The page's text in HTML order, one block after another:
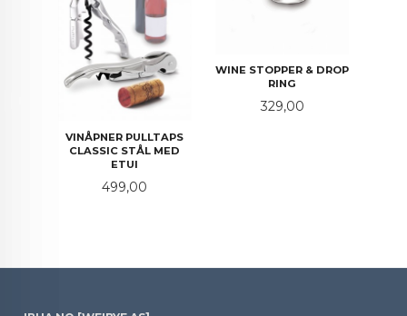
VINÅPNER PULLTAPS
CLASSIC STÅL MED
ETUI
Pris
499,00
WINE STOPPER & DROP
RING
Pris
329,00